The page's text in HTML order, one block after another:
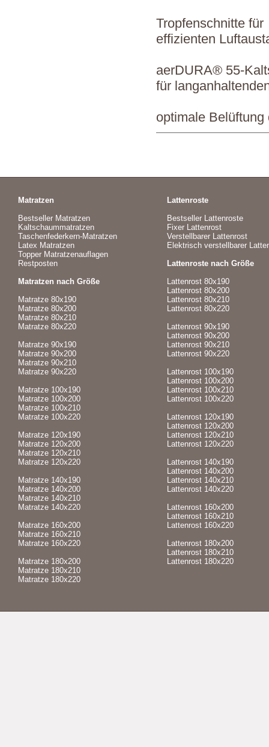
Tropfenschnitte für
effizienten
aerDURA® 55-
für
optimale
Matratzen
Bestseller Matratzen
Kaltschaummatratzen
Taschenfederkern-Matratzen
Latex Matratzen
Topper Matratzenauflagen
Restposten
Matratzen nach Größe
Matratze 80x190
Matratze 80x200
Matratze 80x210
Matratze 80x220
Matratze 90x190
Matratze 90x200
Matratze 90x210
Matratze 90x220
Matratze 100x190
Matratze 100x200
Matratze 100x210
Matratze 100x220
Matratze 120x190
Matratze 120x200
Matratze 120x210
Matratze 120x220
Matratze 140x190
Matratze 140x200
Matratze 140x210
Matratze 140x220
Matratze 160x200
Matratze 160x210
Matratze 160x220
Matratze 180x200
Matratze 180x210
Matratze 180x220
Lattenroste
Bestseller Lattenroste
Fixer Lattenrost
Verstellbarer Lattenrost
Elektrisch verstellbarer
Lattenroste nach Größe
Lattenrost 80x190
Lattenrost 80x200
Lattenrost 80x210
Lattenrost 80x220
Lattenrost 90x190
Lattenrost 90x200
Lattenrost 90x210
Lattenrost 90x220
Lattenrost 100x190
Lattenrost 100x200
Lattenrost 100x210
Lattenrost 100x220
Lattenrost 120x190
Lattenrost 120x200
Lattenrost 120x210
Lattenrost 120x220
Lattenrost 140x190
Lattenrost 140x200
Lattenrost 140x210
Lattenrost 140x220
Lattenrost 160x200
Lattenrost 160x210
Lattenrost 160x220
Lattenrost 180x200
Lattenrost 180x210
Lattenrost 180x220